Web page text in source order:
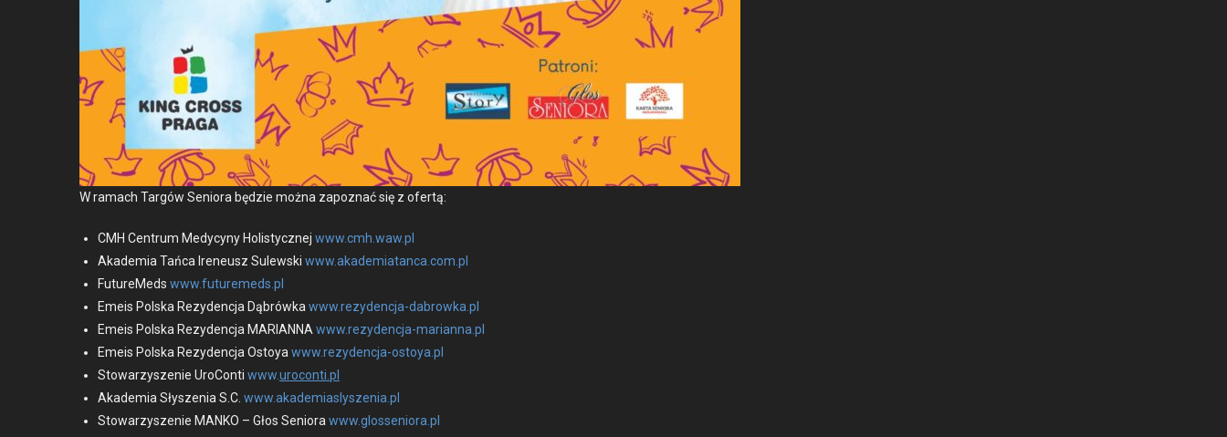
W ramach Targów Senio­ra będzie moż­na zapoz­nać się z ofer­tą:
CMH Cen­trum Medy­cyny Holisty­cznej www.cmh.waw.pl
Akademia Tań­ca Ireneusz Sulews­ki www.akademiatanca.com.pl
FutureMeds www.futuremeds.pl
Emeis Pol­s­ka Rezy­denc­ja Dąbrówka www.rezydencja-dabrowka.pl
Emeis Pol­s­ka Rezy­denc­ja MARIANNA www.rezydencja-marianna.pl
Emeis Pol­s­ka Rezy­denc­ja Ostoya www.rezydencja-ostoya.pl
Sto­warzysze­nie Uro­Con­ti www.uroconti.pl
Akademia Słyszenia S.C. www.akademiaslyszenia.pl
Sto­warzysze­nie MANKO – Głos Senio­ra www.glosseniora.pl